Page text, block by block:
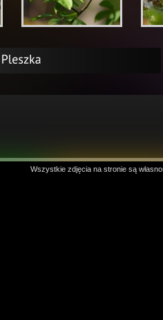
Wszystkie zdjęcia na stronie są